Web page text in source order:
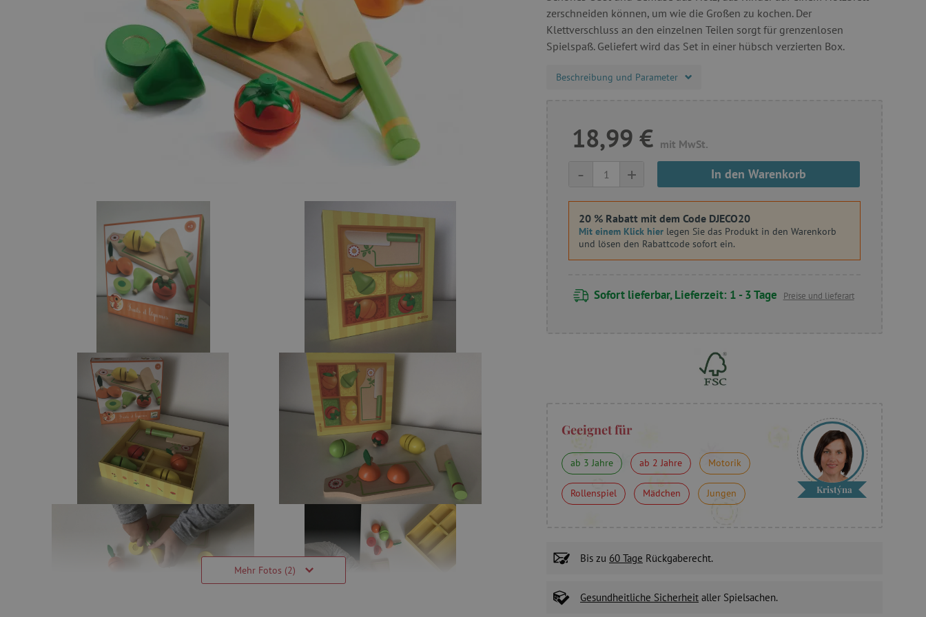
Mehr Fotos (2)
zerschneiden können, um wie die Großen zu kochen. Der
Klettverschluss an den einzelnen Teilen sorgt für grenzenlosen
Spielspaß. Geliefert wird das Set in einer hübsch verzierten Box.
Beschreibung und Parameter
18,99 € mit MwSt.
+
- In den Warenkorb
20 % Rabatt mit dem Code DJECO20
Mit einem Klick hier legen Sie das Produkt in den Warenkorb
und lösen den Rabattcode sofort ein.
Sofort lieferbar, Lieferzeit: 1 - 3 Tage Preise und lieferart
Geeignet für
ab 3 Jahre ab 2 Jahre Motorik
Rollenspiel Mädchen Jungen Kristýna
Bis zu 60 Tage Rückgaberecht.
Gesundheitliche Sicherheit aller Spielsachen.